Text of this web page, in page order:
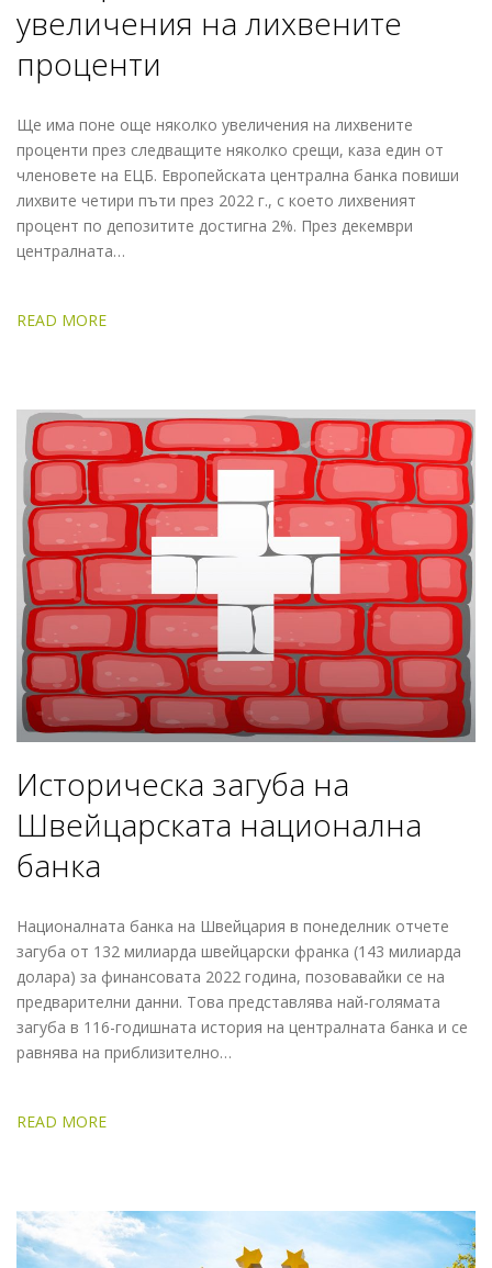
увеличения на лихвените
проценти
Ще има поне още няколко увеличения на лихвените
проценти през следващите няколко срещи, каза един от
членовете на ЕЦБ. Европейската централна банка повиши
лихвите четири пъти през 2022 г., с което лихвеният
процент по депозитите достигна 2%. През декември
централната…
READ MORE
Историческа загуба на
Швейцарската национална
банка
Националната банка на Швейцария в понеделник отчете
загуба от 132 милиарда швейцарски франка (143 милиарда
долара) за финансовата 2022 година, позовавайки се на
предварителни данни. Това представлява най-голямата
загуба в 116-годишната история на централната банка и се
равнява на приблизително…
READ MORE